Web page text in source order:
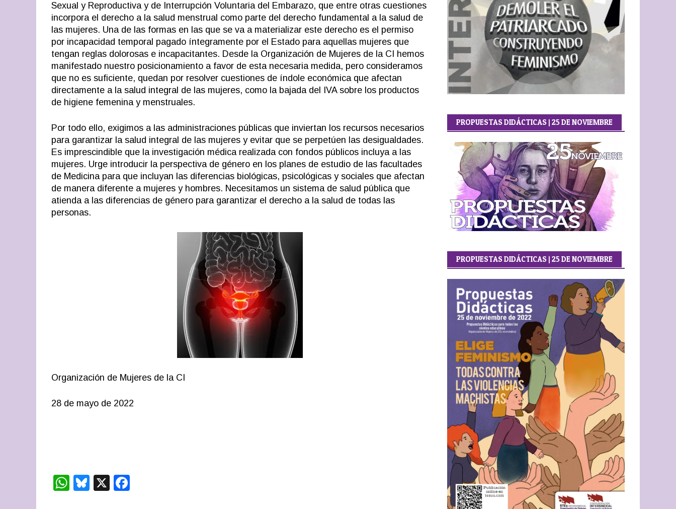
Sexual y Reproductiva y de Interrupción Voluntaria del Embarazo, que entre otras cuestiones
incorpora el derecho a la salud menstrual como parte del derecho fundamental a la salud de
las mujeres. Una de las formas en las que se va a materializar este derecho es el permiso
por incapacidad temporal pagado íntegramente por el Estado para aquellas mujeres que
tengan reglas dolorosas e incapacitantes. Desde la Organización de Mujeres de la CI hemos
manifestado nuestro posicionamiento a favor de esta necesaria medida, pero consideramos
que no es suficiente, quedan por resolver cuestiones de índole económica que afectan
directamente a la salud integral de las mujeres, como la bajada del IVA sobre los productos
de higiene femenina y menstruales.
Por todo ello, exigimos a las administraciones públicas que inviertan los recursos necesarios
para garantizar la salud integral de las mujeres y evitar que se perpetúen las desigualdades.
Es imprescindible que la investigación médica realizada con fondos públicos incluya a las
mujeres. Urge introducir la perspectiva de género en los planes de estudio de las facultades
de Medicina para que incluyan las diferencias biológicas, psicológicas y sociales que afectan
de manera diferente a mujeres y hombres. Necesitamos un sistema de salud pública que
atienda a las diferencias de género para garantizar el derecho a la salud de todas las
personas.
Organización de Mujeres de la CI
28 de mayo de 2022
WhatsApp
Bluesky
X
PROPUESTAS DIDÁCTICAS | 25 DE NOVIEMBRE
PROPUESTAS DIDÁCTICAS | 25 DE NOVIEMBRE